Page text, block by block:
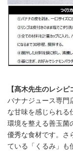
【髙木先生のレシ
バナナジュース専門
な甘味を感じられる
環境を整える善玉菌
優秀な食材です。さ
ている「くるみ」も